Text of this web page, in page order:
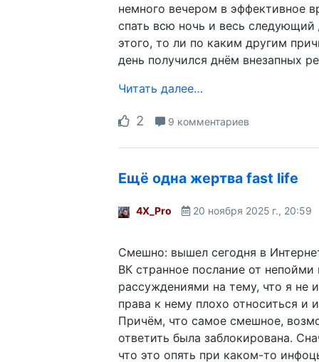
немного вечером в эффективное
спать всю ночь и весь следующий
этого, то ли по каким другим
день получился днём внезапных
Читать далее…
2 9 комментариев
Ещё одна жертва fast life
4X_Pro 20 ноября 2025 г., 20:59
Смешно: вышел сегодня в
ВК странное послание от непойми
рассуждениями на тему, что я не
права к нему плохо относиться и
Причём, что самое смешное,
ответить была заблокирована.
что это опять при каком-то